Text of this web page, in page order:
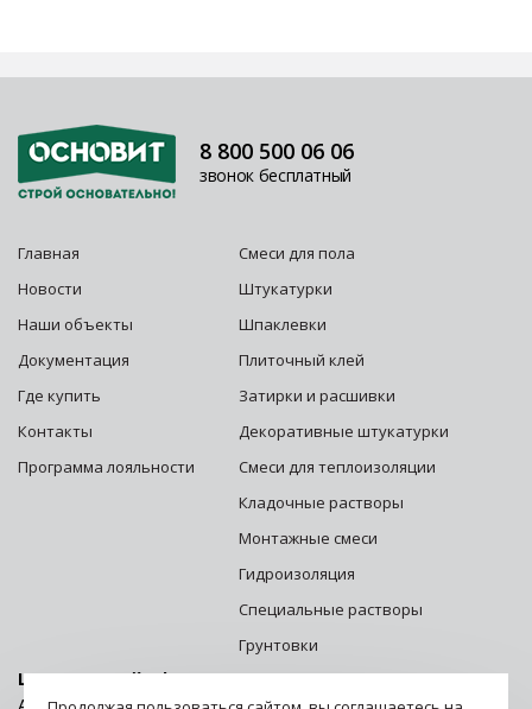
Главная
Новости
Наши объекты
Документация
Где купить
Контакты
Программа лояльности
Смеси для пола
Штукатурки
Шпаклевки
Плиточный клей
Затирки и расшивки
Декоративные штукатурки
Смеси для теплоизоляции
Кладочные растворы
Монтажные смеси
Гидроизоляция
Специальные растворы
Грунтовки
8 800 500 06 06
звонок бесплатный
Центральный офис г. Москва: